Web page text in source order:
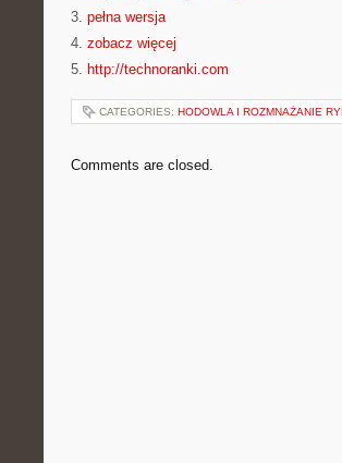
3. pełna wersja
4. zobacz więcej
5. http://technoranki.com
CATEGORIES: HODOWLA I ROZMNAŻANIE
Comments are closed.